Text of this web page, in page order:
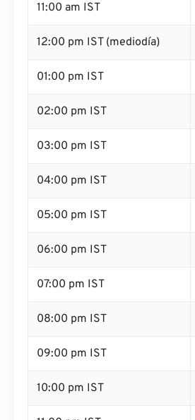
11:00 am IST
12:00 pm IST (mediodía)
01:00 pm IST
02:00 pm IST
03:00 pm IST
04:00 pm IST
05:00 pm IST
06:00 pm IST
07:00 pm IST
08:00 pm IST
09:00 pm IST
10:00 pm IST